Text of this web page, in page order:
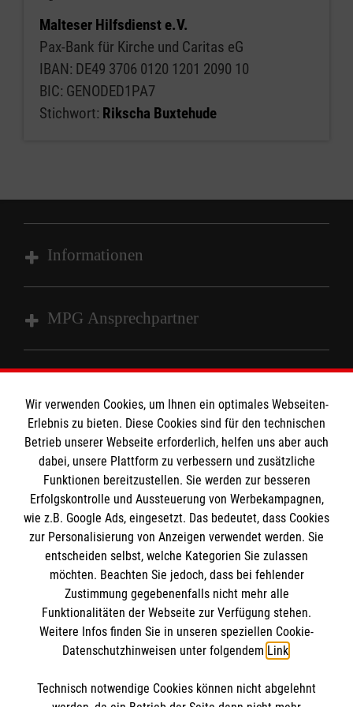
Monat passt)
Wir bieten ein tolles Team fahrradbegeisterter
Menschen, eine entspannte Einarbeitung,
Versicherungsschutz und eine flexible
gerne alles Weitere mit Dir!
Malteser Hilfsdienst e.V.
Pax-Bank für Kirche und Caritas eG
IBAN: DE49 3706 0120 1201 2090 10
BIC: GENODED1PA7
Stichwort: Rikscha Buxtehude
Informationen
Impressum
Presse
MPG Ansprechpartner
Den Beauftragten für Medizinproduktesicherheit
im Malteser Rettungsdienst und den
Einsatzdiensten der Malteser können Sie unter
gmb_mpg@malteser.orgkontaktieren.
Die Malteser
Malteserorden
Malteser Jugend
Malteser International
Sharepoint
Spendenkonto
Empfänger: Malteser Hilfsdienst e.V.
Bank: Pax-Bank für Kirche und Caritas eG
IBAN: DE95 3706 0120 1201 2092 49
So finden Sie uns
Bebelstraße 38
Telefon:04161 71850
Soziale Netzwerke
Wir verwenden Cookies, um Ihnen ein optimales Webseiten-
Erlebnis zu bieten. Diese Cookies sind für den technischen
Betrieb unserer Webseite erforderlich, helfen uns aber auch
dabei, unsere Plattform zu verbessern und zusätzliche
Funktionen bereitzustellen. Sie werden zur besseren
Erfolgskontrolle und Aussteuerung von Werbekampagnen,
wie z.B. Google Ads, eingesetzt. Das bedeutet, dass Cookies
zur Personalisierung von Anzeigen verwendet werden. Sie
entscheiden selbst, welche Kategorien Sie zulassen
möchten. Beachten Sie jedoch, dass bei fehlender
Zustimmung gegebenenfalls nicht mehr alle
Funktionalitäten der Webseite zur Verfügung stehen.
Weitere Infos finden Sie in unseren speziellen Cookie-
Datenschutzhinweisen unter folgendem Link.
Technisch notwendige Cookies können nicht abgelehnt